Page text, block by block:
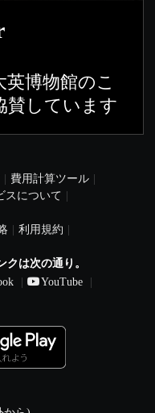
博物館のこ
賛しています
費用計算ツール
スについて
利用規約
クは次の通り。
YouTube